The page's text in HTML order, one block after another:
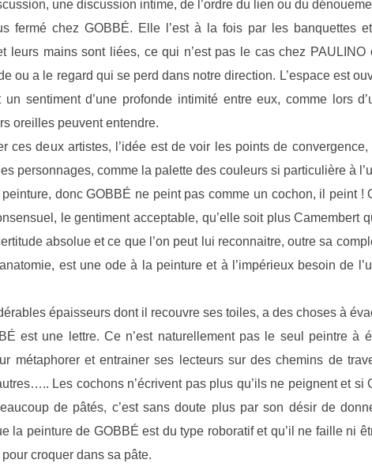
une discussion intime, de l’ordre du lien ou du
fermé chez GOBBÉ. Elle l’est à la fois par les banquettes
leurs mains sont liées, ce qui n’est pas le cas chez PAULINO
ou a le regard qui se perd dans notre direction. L’espace est
sentiment d’une profonde intimité entre eux, comme lors
oreilles peuvent entendre.
ces deux artistes, l’idée est de voir les points de
personnages, comme la palette des couleurs si particulière à
donc GOBBÉ ne peint pas comme un cochon, il peint !
le gentiment acceptable, qu’elle soit plus Camembert
absolue et ce que l’on peut lui reconnaitre, outre sa
est une ode à la peinture et à l’impérieux besoin de
épaisseurs dont il recouvre ses toiles, a des choses à
est une lettre. Ce n’est naturellement pas le seul peintre à
métaphorer et entrainer ses lecteurs sur des chemins de
Les cochons n’écrivent pas plus qu’ils ne peignent et si
de pâtés, c’est sans doute plus par son désir de
la peinture de GOBBÉ est du type roboratif et qu’il ne faille ni
croquer dans sa pâte.